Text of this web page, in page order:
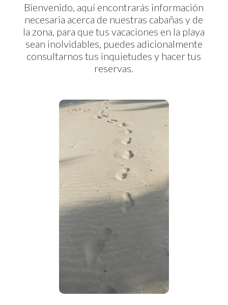
Bienvenido, aquí encontrarás información
necesaria acerca de nuestras cabañas y de
la zona, para que tus vacaciones en la playa
sean inolvidables, puedes adicionalmente
consultarnos tus inquietudes y hacer tus
reservas.